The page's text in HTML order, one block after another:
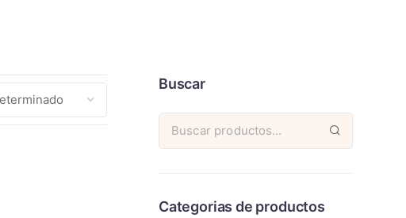
Buscar
Categorias de productos